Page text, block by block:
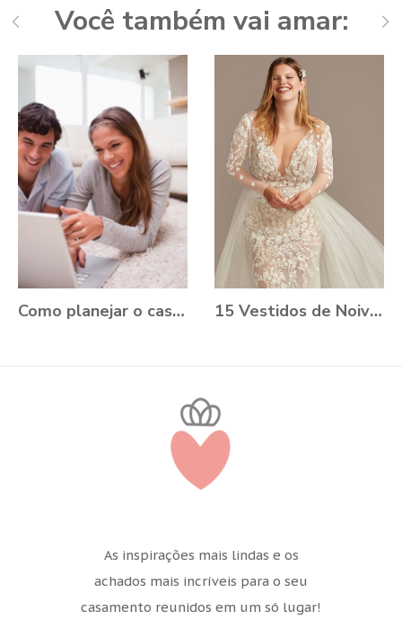
Você também vai amar:
Como planejar o casamento durante a Pandemia? 15 Vestidos de Noiva Plus Size para você se apaixonar
As inspirações mais lindas e os
achados mais incríveis para o seu
casamento reunidos em um só lugar!